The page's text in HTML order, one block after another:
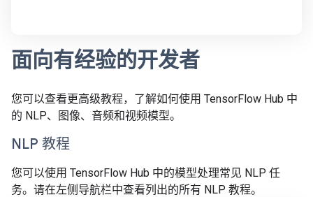
面向有经验的开发者
您可以查看更高级教程，了解如何使用 TensorFlow Hub 中
的 NLP、图像、音频和视频模型。
NLP 教程
您可以使用 TensorFlow Hub 中的模型处理常见 NLP 任
务。请在左侧导航栏中查看列出的所有 NLP 教程。